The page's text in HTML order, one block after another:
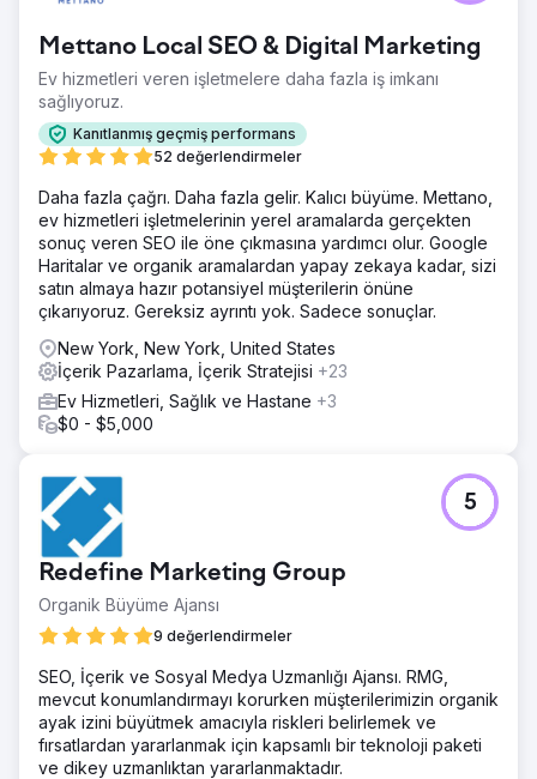
Mettano Local SEO & Digital Marketing
Ev hizmetleri veren işletmelere daha fazla iş imkanı
sağlıyoruz.
Kanıtlanmış geçmiş performans
52 değerlendirmeler
Daha fazla çağrı. Daha fazla gelir. Kalıcı büyüme. Mettano,
ev hizmetleri işletmelerinin yerel aramalarda gerçekten
sonuç veren SEO ile öne çıkmasına yardımcı olur. Google
Haritalar ve organik aramalardan yapay zekaya kadar, sizi
satın almaya hazır potansiyel müşterilerin önüne
çıkarıyoruz. Gereksiz ayrıntı yok. Sadece sonuçlar.
New York, New York, United States
İçerik Pazarlama, İçerik Stratejisi +23
Ev Hizmetleri, Sağlık ve Hastane +3
$0 - $5,000
Redefine Marketing Group
Organik Büyüme Ajansı
9 değerlendirmeler
5
SEO, İçerik ve Sosyal Medya Uzmanlığı Ajansı. RMG,
mevcut konumlandırmayı korurken müşterilerimizin organik
ayak izini büyütmek amacıyla riskleri belirlemek ve
fırsatlardan yararlanmak için kapsamlı bir teknoloji paketi
ve dikey uzmanlıktan yararlanmaktadır.